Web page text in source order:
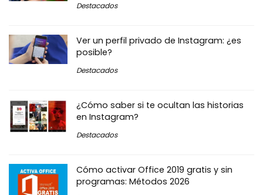
Destacados
Ver un perfil privado de Instagram: ¿es
posible?
Destacados
¿Cómo saber si te ocultan las historias
en Instagram?
Destacados
Cómo activar Office 2019 gratis y sin
programas: Métodos 2026